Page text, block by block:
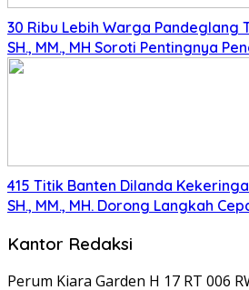
30 Ribu Lebih Warga Pandeglang
SH., MM., MH Soroti Pentingnya
415 Titik Banten Dilanda
SH., MM., MH. Dorong Langkah
Kantor Redaksi
Perum Kiara Garden H 17 RT 006